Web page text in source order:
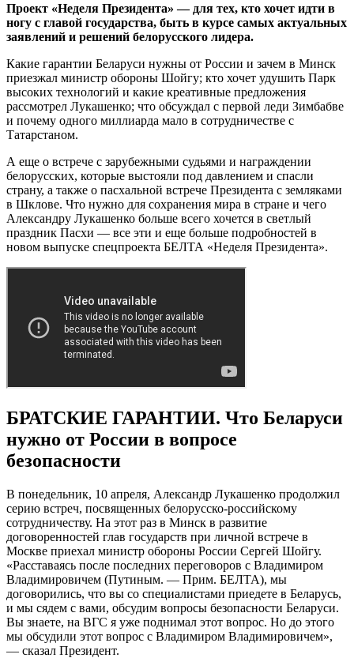
Проект «Неделя Президента» — для тех, кто хочет идти в
ногу с главой государства, быть в курсе самых актуальных
заявлений и решений белорусского лидера.
Какие гарантии Беларуси нужны от России и зачем в Минск
приезжал министр обороны Шойгу; кто хочет удушить Парк
высоких технологий и какие креативные предложения
рассмотрел Лукашенко; что обсуждал с первой леди Зимбабве
и почему одного миллиарда мало в сотрудничестве с
Татарстаном.
А еще о встрече с зарубежными судьями и награждении
белорусских, которые выстояли под давлением и спасли
страну, а также о пасхальной встрече Президента с земляками
в Шклове. Что нужно для сохранения мира в стране и чего
Александру Лукашенко больше всего хочется в светлый
праздник Пасхи — все эти и еще больше подробностей в
новом выпуске спецпроекта БЕЛТА «Неделя Президента».
БРАТСКИЕ ГАРАНТИИ. Что Беларуси
нужно от России в вопросе
безопасности
В понедельник, 10 апреля, Александр Лукашенко продолжил
серию встреч, посвященных белорусско-российскому
сотрудничеству. На этот раз в Минск в развитие
договоренностей глав государств при личной встрече в
Москве приехал министр обороны России Сергей Шойгу.
«Расставаясь после последних переговоров с Владимиром
Владимировичем (Путиным. — Прим. БЕЛТА), мы
договорились, что вы со специалистами приедете в Беларусь,
и мы сядем с вами, обсудим вопросы безопасности Беларуси.
Вы знаете, на ВГС я уже поднимал этот вопрос. Но до этого
мы обсудили этот вопрос с Владимиром Владимировичем»,
— сказал Президент.